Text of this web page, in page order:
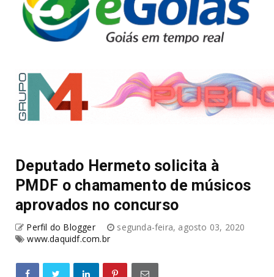
Deputado Hermeto solicita à
PMDF o chamamento de músicos
aprovados no concurso
Perfil do Blogger
segunda-feira, agosto 03, 2020
www.daquidf.com.br